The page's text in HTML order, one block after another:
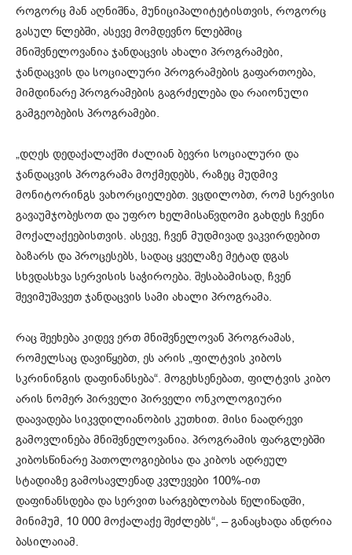
როგორც მან აღნიშნა, მუნიციპალიტეტისთვის, როგორც
გასულ წლებში, ასევე მომდევნო წლებშიც
მნიშვნელოვანია ჯანდაცვის ახალი პროგრამები,
ჯანდაცვის და სოციალური პროგრამების გაფართოება,
მიმდინარე პროგრამების გაგრძელება და რაიონული
გამგეობების პროგრამები.
„დღეს დედაქალაქში ძალიან ბევრი სოციალური და
ჯანდაცვის პროგრამა მოქმედებს, რაზეც მუდმივ
მონიტორინგს ვახორციელებთ. ვცდილობთ, რომ სერვისი
გავაუმჯობესოთ და უფრო ხელმისაწვდომი გახდეს ჩვენი
მოქალაქეებისთვის. ასევე, ჩვენ მუდმივად ვაკვირდებით
ბაზარს და პროცესებს, სადაც ყველაზე მეტად დგას
სხვდასხვა სერვისის საჭიროება. შესაბამისად, ჩვენ
შევიმუშავეთ ჯანდაცვის სამი ახალი პროგრამა.
რაც შეეხება კიდევ ერთ მნიშვნელოვან პროგრამას,
რომელსაც დავიწყებთ, ეს არის „ფილტვის კიბოს
სკრინინგის დაფინანსება“. მოგეხსენებათ, ფილტვის კიბო
არის ნომერ პირველი პირველი ონკოლოგიური
დაავადება სიკვდილიანობის კუთხით. მისი ნაადრევი
გამოვლინება მნიშვნელოვანია. პროგრამის ფარგლებში
კიბოსწინარე პათოლოგიებისა და კიბოს ადრეულ
სტადიაზე გამოსავლენად კვლევები 100%-ით
დაფინანსდება და სერვით სარგებლობას წელიწადში,
მინიმუმ, 10 000 მოქალაქე შეძლებს“, – განაცხადა ანდრია
ბასილაიამ.